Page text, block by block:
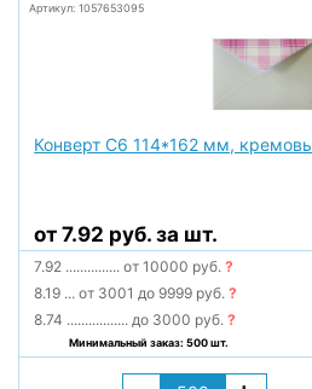
Артикул: 1057653095
Конверт С6 114*162 мм,
от 7.92 руб. за шт.
7.92 ............... от 10000 руб.?
8.19 ... от 3001 до 9999 руб.?
8.74 ................. до 3000 руб.?
Минимальный заказ: 500 шт.